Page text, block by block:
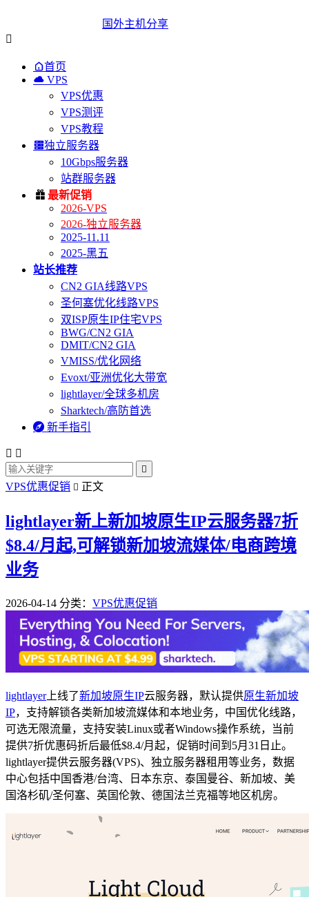
国外主机分享

首页
 VPS
VPS优惠
VPS测评
VPS教程
独立服务器
10Gbps服务器
站群服务器
 最新促销
2026-VPS
2026-独立服务器
2025-11.11
2025-黑五
站长推荐
CN2 GIA线路VPS
圣何塞优化线路VPS
双ISP原生IP住宅VPS
BWG/CN2 GIA
DMIT/CN2 GIA
VMISS/优化网络
Evoxt/亚洲优化大带宽
lightlayer/全球多机房
Sharktech/高防首选
 新手指引
 

VPS优惠促销  正文
lightlayer新上新加坡原生IP云服务器7折
$8.4/月起,可解锁新加坡流媒体/电商跨境
业务
2026-04-14 分类： VPS优惠促销
lightlayer上线了新加坡原生IP云服务器，默认提供原生新加坡
IP，支持解锁各类新加坡流媒体和本地业务，中国优化线路，
可选无限流量，支持安装Linux或者Windows操作系统，当前
提供7折优惠码折后最低$8.4/月起，促销时间到5月31日止。
lightlayer提供云服务器(VPS)、独立服务器租用等业务，数据
中心包括中国香港/台湾、日本东京、泰国曼谷、新加坡、美
国洛杉矶/圣何塞、英国伦敦、德国法兰克福等地区机房。